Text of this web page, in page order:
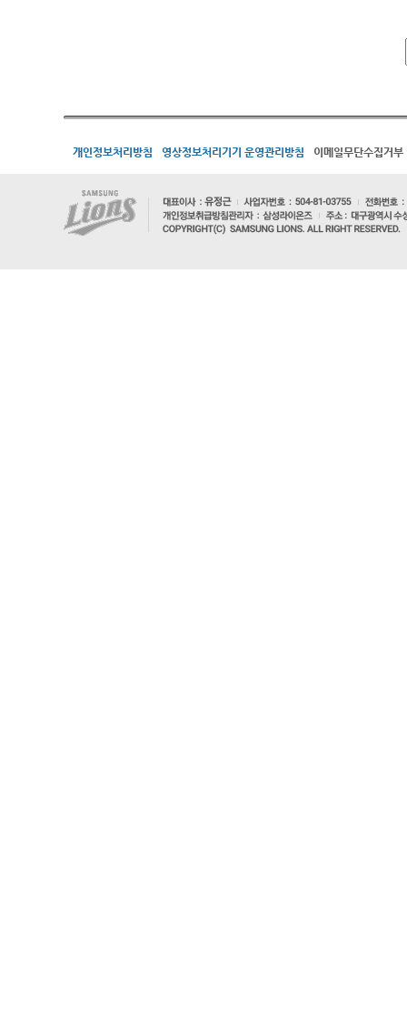
개인정보처리방침 영상정보처리기기 운영관리방침 이메일무단수집거부